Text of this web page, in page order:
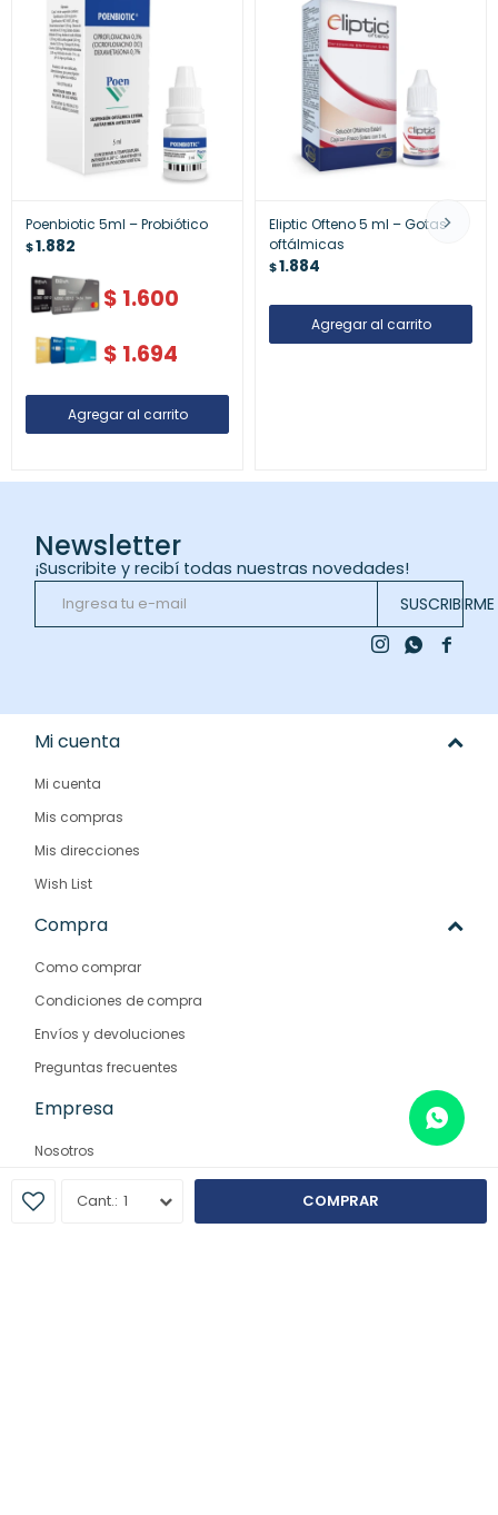
1 COMPRAR
Poenbiotic 5ml – Probiótico
$1.882
$ 1.600
$ 1.694
Eliptic Ofteno 5 ml – Gotas
oftálmicas
$1.884
Newsletter
¡Suscribite y recibí todas nuestras novedades!
SUSCRIBIRME

 
Mi cuenta
Mi cuenta
Mis compras
Mis direcciones
Wish List
Compra
Como comprar
Condiciones de compra
Envíos y devoluciones
Preguntas frecuentes
Empresa
Nosotros